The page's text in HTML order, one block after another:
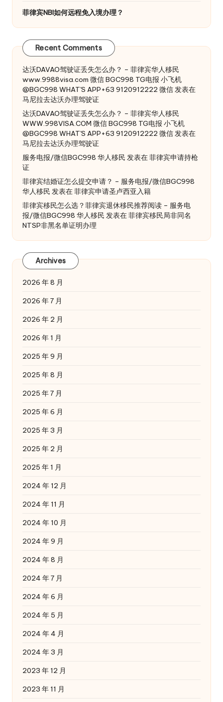
菲律宾NBI如何远程免入境办理？
Recent Comments
达沃DAVAO驾驶证丢失怎么办？ – 菲律宾华人移民
www.9988visa.com 微信 BGC998 TG电报 小飞机
@BGC998 WHAT'S APP+63 9120912222 微信发表在
马尼拉去达沃办理驾驶证
达沃DAVAO驾驶证丢失怎么办？ – 菲律宾华人移民
WWW.998VISA.COM 微信 BGC998 TG电报 小飞机
@BGC998 WHAT'S APP+63 9120912222 微信发表在
马尼拉去达沃办理驾驶证
服务电报/微信BGC998 华人移民 发表在菲律宾申请持枪
证
菲律宾结婚证怎么提交申请？ – 服务电报/微信BGC998
华人移民 发表在菲律宾申请圣卢西亚入籍
菲律宾移民怎么选？菲律宾退休移民推荐阅读 – 服务电
报/微信BGC998 华人移民 发表在菲律宾移民局非同名
NTSP非黑名单证明办理
Archives
2026 年 8 月
2026 年 7 月
2026 年 2 月
2026 年 1 月
2025 年 9 月
2025 年 8 月
2025 年 7 月
2025 年 6 月
2025 年 3 月
2025 年 2 月
2025 年 1 月
2024 年 12 月
2024 年 11 月
2024 年 10 月
2024 年 9 月
2024 年 8 月
2024 年 7 月
2024 年 6 月
2024 年 5 月
2024 年 4 月
2024 年 3 月
2023 年 12 月
2023 年 11 月